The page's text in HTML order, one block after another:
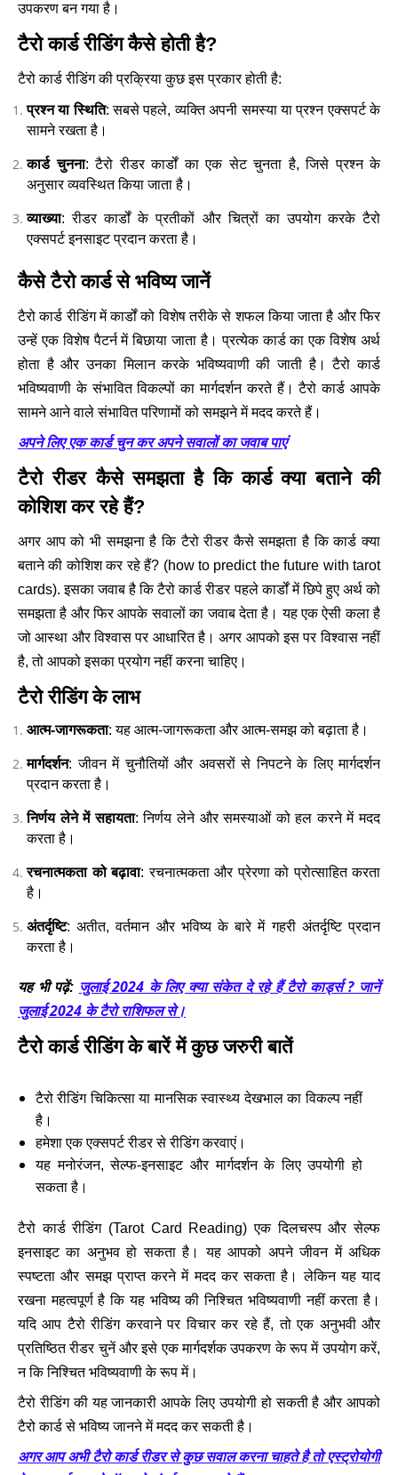
उपकरण बन गया है।
टैरो कार्ड रीडिंग कैसे होती है?
टैरो कार्ड रीडिंग की प्रक्रिया कुछ इस प्रकार होती है:
प्रश्न या स्थिति: सबसे पहले, व्यक्ति अपनी समस्या या प्रश्न एक्सपर्ट के
सामने रखता है।
कार्ड चुनना: टैरो रीडर कार्डों का एक सेट चुनता है, जिसे प्रश्न के
अनुसार व्यवस्थित किया जाता है।
व्याख्या: रीडर कार्डों के प्रतीकों और चित्रों का उपयोग करके टैरो
एक्सपर्ट इनसाइट प्रदान करता है।
कैसे टैरो कार्ड से भविष्य जानें
टैरो कार्ड रीडिंग में कार्डों को विशेष तरीके से शफल किया जाता है और फिर
उन्हें एक विशेष पैटर्न में बिछाया जाता है। प्रत्येक कार्ड का एक विशेष अर्थ
होता है और उनका मिलान करके भविष्यवाणी की जाती है। टैरो कार्ड
भविष्यवाणी के संभावित विकल्पों का मार्गदर्शन करते हैं। टैरो कार्ड आपके
सामने आने वाले संभावित परिणामों को समझने में मदद करते हैं।
अपने लिए एक कार्ड चुन कर अपने सवालों का जवाब पाएं
टैरो रीडर कैसे समझता है कि कार्ड क्या बताने की
कोशिश कर रहे हैं?
अगर आप को भी समझना है कि टैरो रीडर कैसे समझता है कि कार्ड क्या
बताने की कोशिश कर रहे हैं? (how to predict the future with tarot
cards). इसका जवाब है कि टैरो कार्ड रीडर पहले कार्डों में छिपे हुए अर्थ को
समझता है और फिर आपके सवालों का जवाब देता है। यह एक ऐसी कला है
जो आस्था और विश्वास पर आधारित है। अगर आपको इस पर विश्वास नहीं
है, तो आपको इसका प्रयोग नहीं करना चाहिए।
टैरो रीडिंग के लाभ
आत्म-जागरूकता: यह आत्म-जागरूकता और आत्म-समझ को बढ़ाता है।
मार्गदर्शन: जीवन में चुनौतियों और अवसरों से निपटने के लिए मार्गदर्शन
प्रदान करता है।
निर्णय लेने में सहायता: निर्णय लेने और समस्याओं को हल करने में मदद
करता है।
रचनात्मकता को बढ़ावा: रचनात्मकता और प्रेरणा को प्रोत्साहित करता
है।
अंतर्दृष्टि: अतीत, वर्तमान और भविष्य के बारे में गहरी अंतर्दृष्टि प्रदान
करता है।
यह भी पढ़ें: जुलाई 2024 के लिए क्या संकेत दे रहे हैं टैरो कार्ड्स ? जानें
जुलाई 2024 के टैरो राशिफल से।
टैरो कार्ड रीडिंग के बारें में कुछ जरुरी बातें
टैरो रीडिंग चिकित्सा या मानसिक स्वास्थ्य देखभाल का विकल्प नहीं
है।
हमेशा एक एक्सपर्ट रीडर से रीडिंग करवाएं।
यह मनोरंजन, सेल्फ-इनसाइट और मार्गदर्शन के लिए उपयोगी हो
सकता है।
टैरो कार्ड रीडिंग (Tarot Card Reading) एक दिलचस्प और सेल्फ
इनसाइट का अनुभव हो सकता है। यह आपको अपने जीवन में अधिक
स्पष्टता और समझ प्राप्त करने में मदद कर सकता है। लेकिन यह याद
रखना महत्वपूर्ण है कि यह भविष्य की निश्चित भविष्यवाणी नहीं करता है।
यदि आप टैरो रीडिंग करवाने पर विचार कर रहे हैं, तो एक अनुभवी और
प्रतिष्ठित रीडर चुनें और इसे एक मार्गदर्शक उपकरण के रूप में उपयोग करें,
न कि निश्चित भविष्यवाणी के रूप में।
टैरो रीडिंग की यह जानकारी आपके लिए उपयोगी हो सकती है और आपको
टैरो कार्ड से भविष्य जानने में मदद कर सकती है।
अगर आप अभी टैरो कार्ड रीडर से कुछ सवाल करना चाहते है तो एस्ट्रोयोगी